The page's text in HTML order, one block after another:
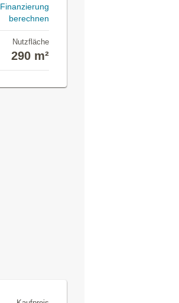
Finanzierung
berechnen
Nutzfläche
290 m²